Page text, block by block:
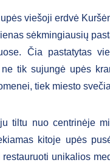
viešoji erdvė
sėkmingiausių
Čia pastatytas
tik sujungė upės
tiek miesto
tiltu nuo centrinėje
kitoje upės
restauruoti unikalios